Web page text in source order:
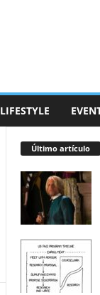
LIFESTYLE
Último artículo